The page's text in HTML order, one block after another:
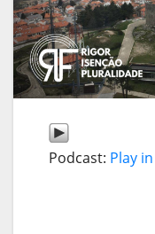
Podcast: Play